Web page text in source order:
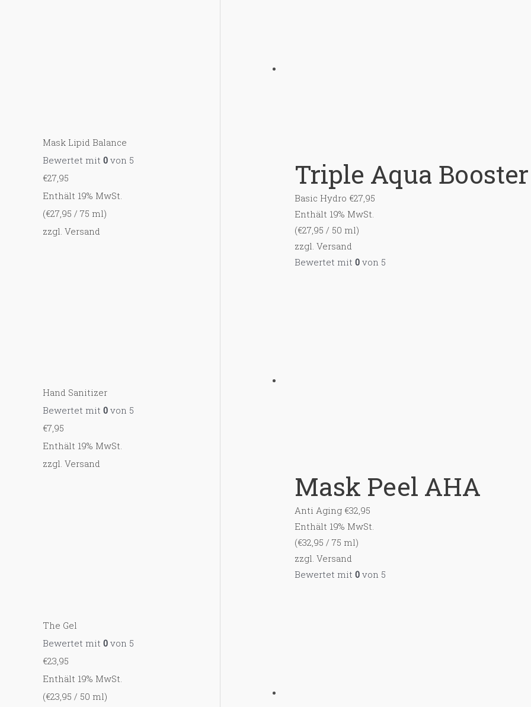
Mask Lipid Balance
Bewertet mit 0 von 5
€27,95
Enthält 19% MwSt.
(€27,95 / 75 ml)
zzgl. Versand
Hand Sanitizer
Bewertet mit 0 von 5
€7,95
Enthält 19% MwSt.
zzgl. Versand
The Gel
Bewertet mit 0 von 5
€23,95
Enthält 19% MwSt.
(€23,95 / 50 ml)
Triple Aqua Booster
Basic Hydro €27,95
Enthält 19% MwSt.
(€27,95 / 50 ml)
zzgl. Versand
Bewertet mit 0 von 5
Mask Peel AHA
Anti Aging €32,95
Enthält 19% MwSt.
(€32,95 / 75 ml)
zzgl. Versand
Bewertet mit 0 von 5